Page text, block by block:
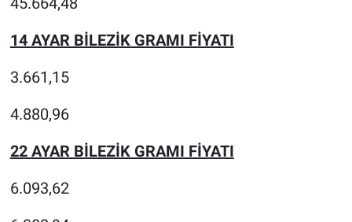
14 AYAR BİLEZİK GRAMI FİYATI
3.661,15
4.880,96
22 AYAR BİLEZİK GRAMI FİYATI
6.093,62